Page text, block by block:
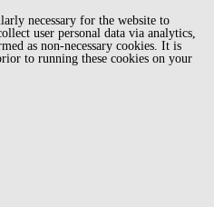
necessary for the website to
user personal data via analytics,
as non-necessary cookies. It is
to running these cookies on your